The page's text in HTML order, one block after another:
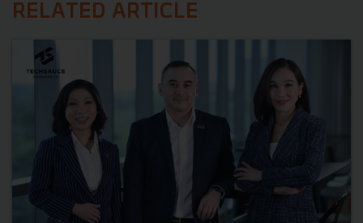
RELATED ARTICLE